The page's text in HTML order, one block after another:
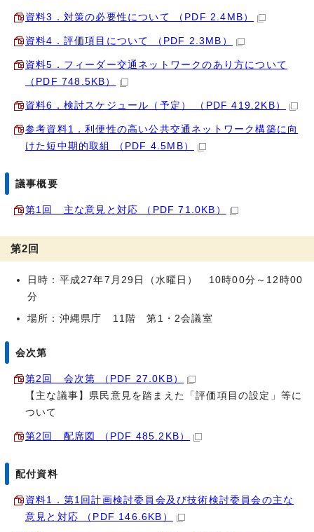
資料3．対策の必要性について （PDF 2.4MB）
資料4．評価項目について （PDF 2.3MB）
資料5．フィーダー交通ネットワークのあり方について
（PDF 748.5KB）
資料6．検討スケジュール（予定） （PDF 419.2KB）
参考資料1．利便性の高い公共交通ネットワーク構築に向
けた短中期的取組 （PDF 4.5MB）
議事概要
第1回 主な意見と対応 （PDF 71.0KB）
第2回
日時：平成27年7月29日（水曜日） 10時00分～12時00
分
場所：沖縄県庁 11階 第1・2会議室
会次第
第2回 会次第 （PDF 27.0KB）
【主な議事】県民意見を踏まえた「評価項目の設定」等に
ついて
第2回 配席図 （PDF 485.2KB）
配付資料
資料1．第1回計画検討委員会及び技術検討委員会の主な
意見と対応 （PDF 146.6KB）